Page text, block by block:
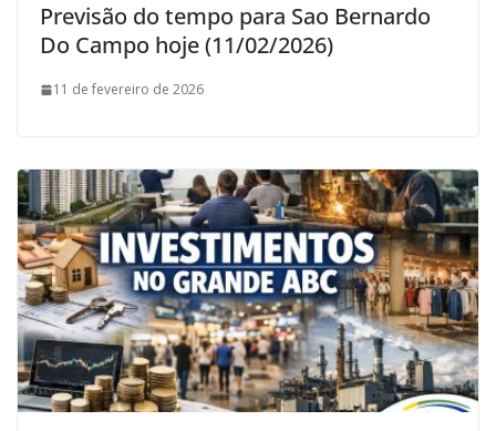
Previsão do tempo para Sao Bernardo
Do Campo hoje (11/02/2026)
11 de fevereiro de 2026